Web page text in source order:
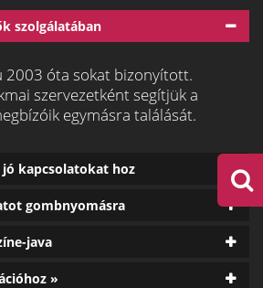
szolgálatában
2003 óta sokat bizonyított.
szervezetként segítjük a
egymásra találását.
kapcsolatokat hoz
gombnyomásra
java
»